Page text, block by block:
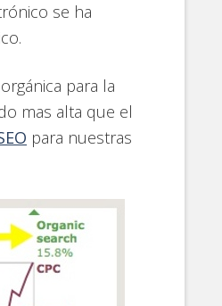
se ha
para la
mas alta que el
para nuestras